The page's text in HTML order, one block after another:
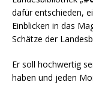
dafür entschieden,
Einblicken in das
Schätze der
Er soll hochwertig
haben und jeden